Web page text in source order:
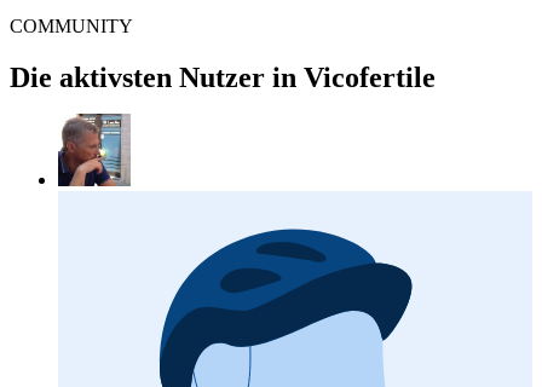
COMMUNITY
Die aktivsten Nutzer in Vicofertile